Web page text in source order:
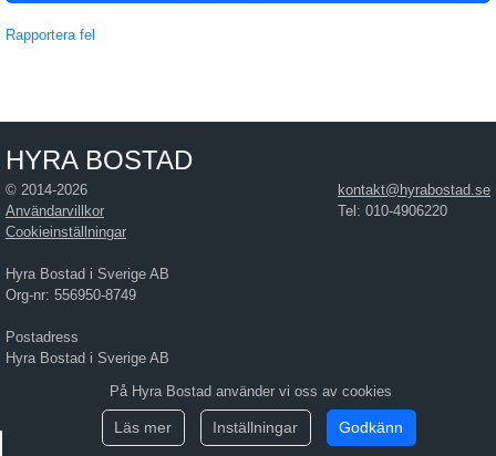
Rapportera fel
HYRA BOSTAD
kontakt@hyrabostad.se
Tel: 010-4906220
© 2014-2026
Användarvillkor
Cookieinställningar
Hyra Bostad i Sverige AB
Org-nr: 556950-8749
Postadress
Hyra Bostad i Sverige AB
På Hyra Bostad använder vi oss av cookies
Läs mer Inställningar Godkänn